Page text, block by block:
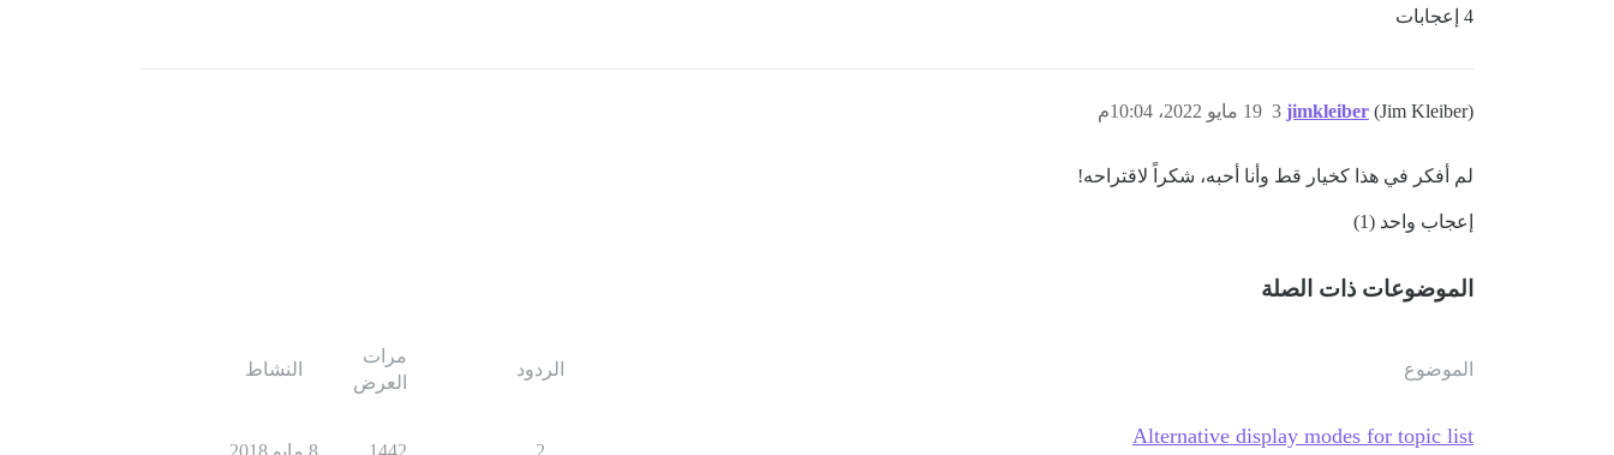
4 إعجابات
jimkleiber (Jim Kleiber) 19 مايو 2022، 10:04م 3
لم أفكر في هذا كخيار قط وأنا أحبه، شكراً لاقتراحه!
إعجاب واحد (1)
الموضوعات ذات الصلة
الموضوع الردود
مرات
العرض
النشاط
Alternative display modes for topic list
2
1442 8 مايو 2018